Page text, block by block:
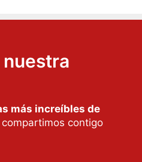
más increíbles de
contigo